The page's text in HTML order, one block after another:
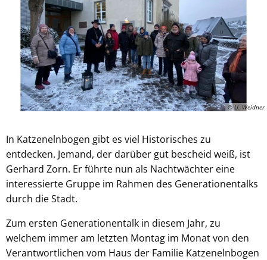
© U. Weidner
In Katzenelnbogen gibt es viel Historisches zu
entdecken. Jemand, der darüber gut bescheid weiß, ist
Gerhard Zorn. Er führte nun als Nachtwächter eine
interessierte Gruppe im Rahmen des Generationentalks
durch die Stadt.
Zum ersten Generationentalk in diesem Jahr, zu
welchem immer am letzten Montag im Monat von den
Verantwortlichen vom Haus der Familie Katzenelnbogen